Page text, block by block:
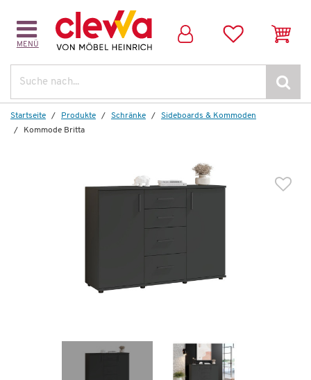
MENÜ
Startseite Produkte Schränke
Sideboards & Kommoden
Kommode Britta
Weitere Artikel aus der Serie
159,99 €